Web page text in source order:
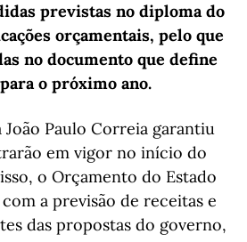
previstas no diploma do
orçamentais, pelo que
no documento que define
o próximo ano.
Paulo Correia garantiu
em vigor no início do
o Orçamento do Estado
a previsão de receitas e
das propostas do governo,